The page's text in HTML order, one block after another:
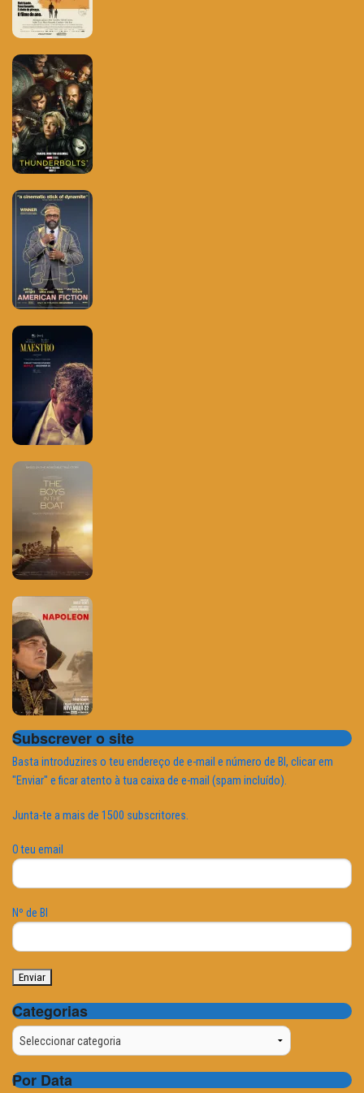
Subscrever o site
Basta introduzires o teu endereço de e-mail e número de BI, clicar em
"Enviar" e ficar atento à tua caixa de e-mail (spam incluído).
Junta-te a mais de 1500 subscritores.
O teu email
Nº de BI
Categorias
Categorias
Por Data